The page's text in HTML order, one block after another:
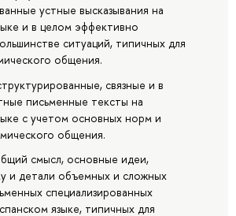
устные высказывания на
и в целом эффективно
ситуаций, типичных для
общения.
связные и в
письменные тексты на
с учетом основных норм и
общения.
смысл, основные идеи,
и детали объемных и сложных
специализированных
языке, типичных для